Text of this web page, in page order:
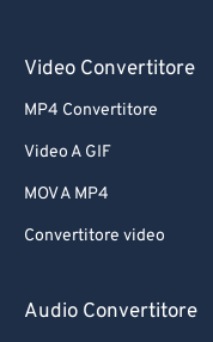
Video Convertitore
MP4 Convertitore
Video A GIF
MOV A MP4
Convertitore video
Audio Convertitore